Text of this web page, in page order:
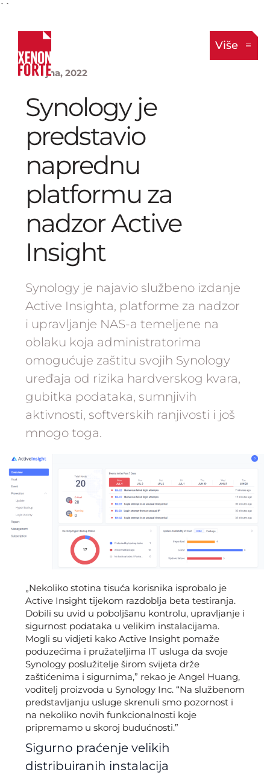
``
Više
8. rujna, 2022
Synology je
predstavio
naprednu
platformu za
nadzor Active
Insight
Synology je najavio službeno izdanje
Active Insighta, platforme za nadzor
i upravljanje NAS-a temeljene na
oblaku koja administratorima
omogućuje zaštitu svojih Synology
uređaja od rizika hardverskog kvara,
gubitka podataka, sumnjivih
aktivnosti, softverskih ranjivosti i još
mnogo toga.
„Nekoliko stotina tisuća korisnika isprobalo je
Active Insight tijekom razdoblja beta testiranja.
Dobili su uvid u poboljšanu kontrolu, upravljanje i
sigurnost podataka u velikim instalacijama.
Mogli su vidjeti kako Active Insight pomaže
poduzećima i pružateljima IT usluga da svoje
Synology poslužitelje širom svijeta drže
zaštićenima i sigurnima,” rekao je Angel Huang,
voditelj proizvoda u Synology Inc. “Na službenom
predstavljanju usluge skrenuli smo pozornost i
na nekoliko novih funkcionalnosti koje
pripremamo u skoroj budućnosti.”
Sigurno praćenje velikih
distribuiranih instalacija